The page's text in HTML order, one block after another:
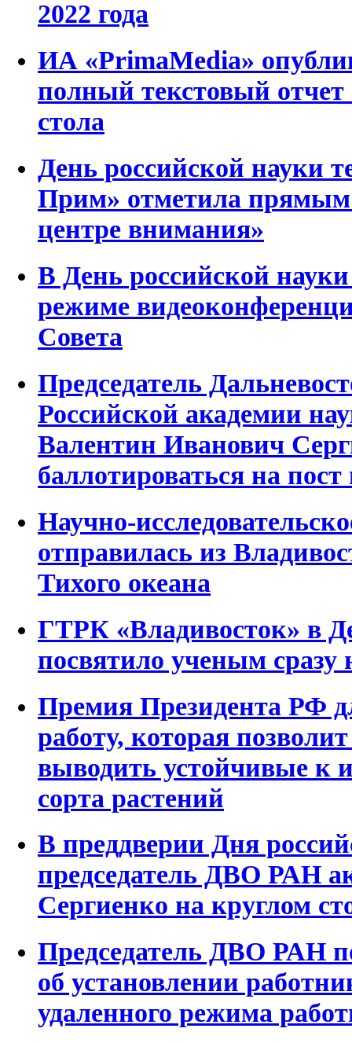
2022 года
ИА «PrimaMedia»
полный текстовый отчет
стола
День российской науки
Прим» отметила
центре внимания»
В День российской
режиме
Совета
Председатель
Российской академии
Валентин Иванович
баллотироваться на
Научно-
отправилась из
Тихого океана
ГТРК «Владивосток» в
посвятило ученым сразу
Премия Президента РФ
работу, которая
выводить устойчивые к
сорта растений
В преддверии Дня
председатель ДВО РАН
Сергиенко на круглом
Председатель ДВО РАН
об установлении
удаленного режима